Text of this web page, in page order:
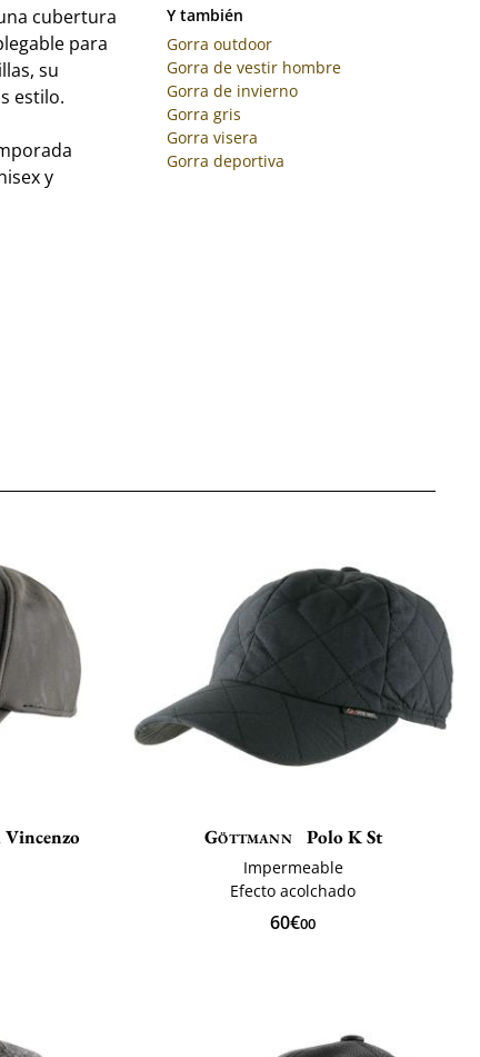
cubertura
para
su
estilo.
y
Y también
Gorra outdoor
Gorra de vestir hombre
Gorra de invierno
Gorra gris
Gorra visera
Gorra deportiva
Vincenzo Göttmann Polo K St
Impermeable
Efecto acolchado
60€00